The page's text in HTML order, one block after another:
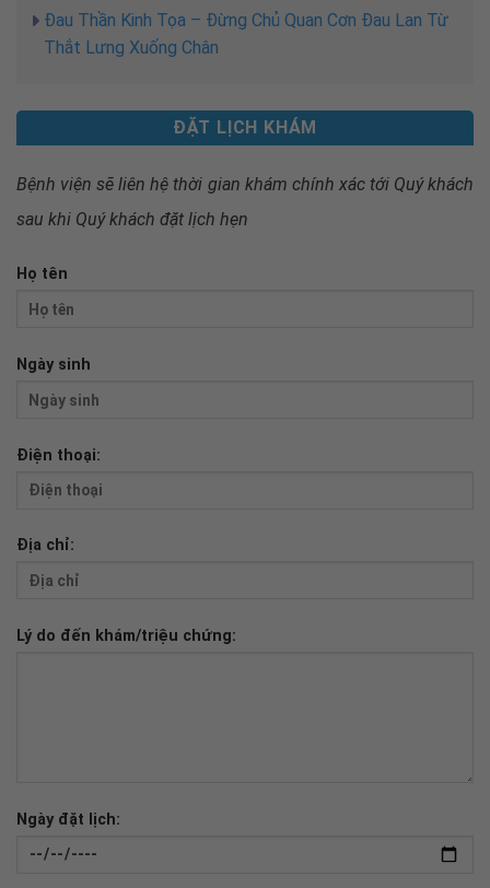
Đau Thần Kinh Tọa – Đừng Chủ Quan Cơn Đau Lan Từ
Thắt Lưng Xuống Chân
ĐẶT LỊCH KHÁM
Bệnh viện sẽ liên hệ thời gian khám chính xác tới Quý khách
sau khi Quý khách đặt lịch hẹn
Họ tên
Ngày sinh
Điện thoại:
Địa chỉ:
Lý do đến khám/triệu chứng:
Ngày đặt lịch: